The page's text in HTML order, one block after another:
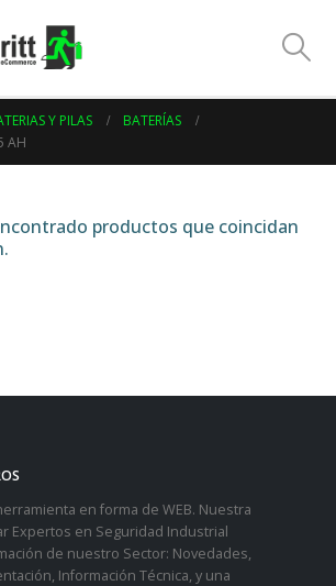
Y PILAS
BATERÍAS
AH
productos que coincidan
en forma de WEB. Nuestra
Expertos en Seguridad Industrial
de nuestro Sector: Novedades,
Información Técnica, y una